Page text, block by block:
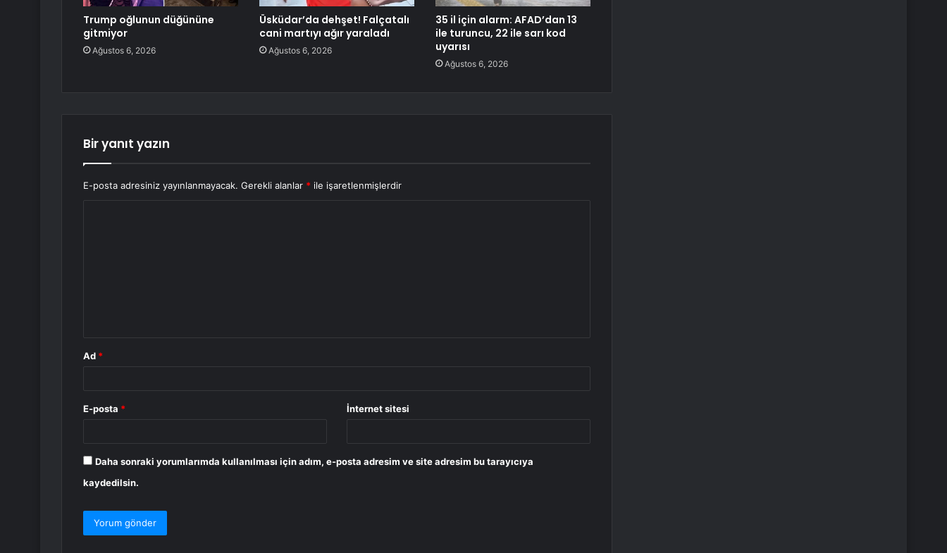
Trump oğlunun düğününe
gitmiyor
Ağustos 6, 2026
Üsküdar’da dehşet! Falçatalı
cani martıyı ağır yaraladı
Ağustos 6, 2026
35 il için alarm: AFAD’dan 13
ile turuncu, 22 ile sarı kod
uyarısı
Ağustos 6, 2026
Bir yanıt yazın
E-posta adresiniz yayınlanmayacak. Gerekli alanlar * ile işaretlenmişlerdir
Ad *
E-posta * İnternet sitesi
Daha sonraki yorumlarımda kullanılması için adım, e-posta adresim ve site adresim bu tarayıcıya
kaydedilsin.